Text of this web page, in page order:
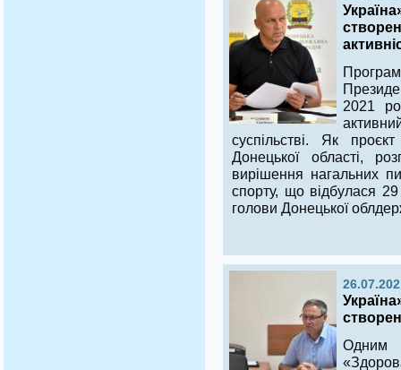
2021
суспільстві. Як
Донецької області,
вирішення нагальних
спорту, що відбулася
голови Донецької
Одним